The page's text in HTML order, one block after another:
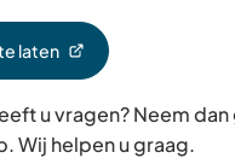
laten
u vragen? Neem
Wij helpen u graag.